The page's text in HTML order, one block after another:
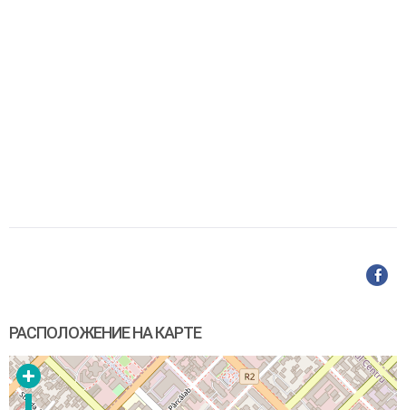
РАСПОЛОЖЕНИЕ НА КАРТЕ